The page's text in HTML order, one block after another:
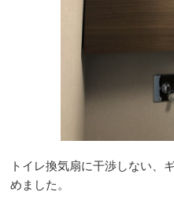
トイレ換気扇に干渉しない、
めました。